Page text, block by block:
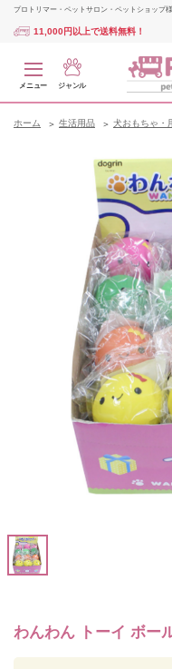
プロトリマー・ペットサロン・ペットショップ
11,000円以上で送料無料！
メニュー ジャンル
ホーム 生活用品 犬おもちゃ・
わんわん トーイ ボー